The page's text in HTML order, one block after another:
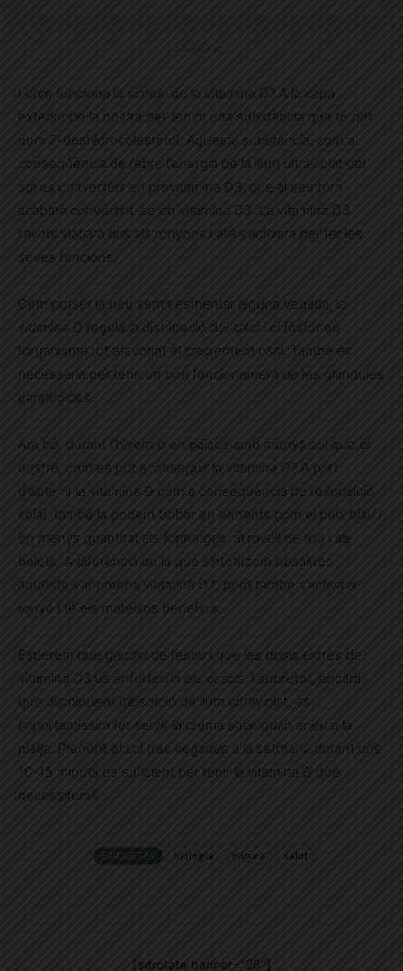
I com funciona la síntesi de la vitamina D? A la capa
exterior de la nostra pell tenim una substància que té per
nom 7-deshidrocolesterol. Aquesta substància, com a
conseqüència de rebre l’energia de la llum ultraviolat del
sol es converteix en previtamina D3, que al seu torn
acabarà convertint-se en vitamina D3. La vitamina D3
llavors viatjarà fins als ronyons i allà s’activarà per fer les
seves funcions.
Com potser ja heu sentit esmentar alguna vegada, la
vitamina D regula la distribució del calci i el fòsfor en
l’organisme tot afavorint el creixement ossi. També és
necessària per tenir un bon funcionament de les glàndules
paratiroides.
Ara bé, durant l’hivern o en països amb menys sol que el
nostre, com es pot aconseguir la vitamina D? A part
d’obtenir la vitamina D com a conseqüència de l’exposició
solar, també la podem trobar en aliments com el peix blau i
en menys quantitat als formatges, al rovell de l’ou i als
bolets. A diferència de la que sintetitzem nosaltres
aquesta s’anomena vitamina D2, però també s’activa al
ronyó i té els mateixos beneficis.
Esperem que gaudiu de l’estiu i que les dosis extres de
vitamina D3 us enforteixin els ossos. I sobretot, encara
que disminueixi l’absorció de llum ultraviolat, és
importantíssim fer servir la crema solar quan aneu a la
platja. Prenent el sol tres vegades a la setmana durant uns
10-15 minuts és suficient per tenir la vitamina D que
necessitem!!
ETIQUETES biologia natura salut
[adrotate banner="28"]